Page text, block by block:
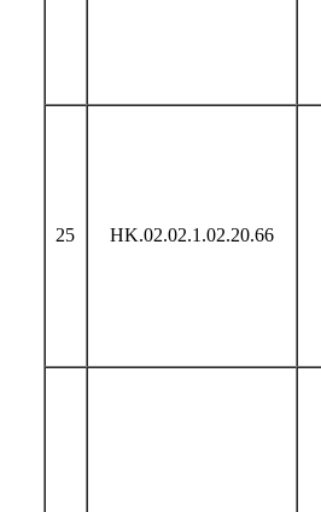
25 HK.02.02.1.02.20.66